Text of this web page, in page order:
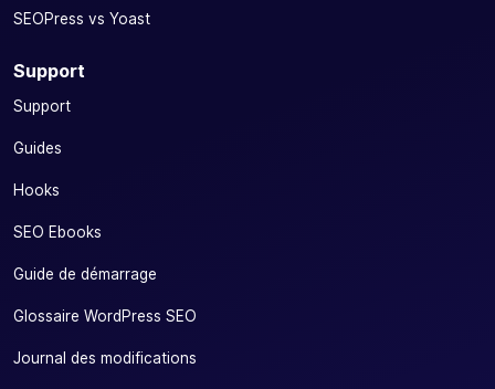
SEOPress vs Yoast
Support
Support
Guides
Hooks
SEO Ebooks
Guide de démarrage
Glossaire WordPress SEO
Journal des modifications